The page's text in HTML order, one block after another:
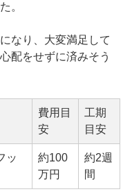
。
なり、大変満足して
配をせずに済みそう
費用目
安
工期
目安
ッ
約100
万円
約2週
間